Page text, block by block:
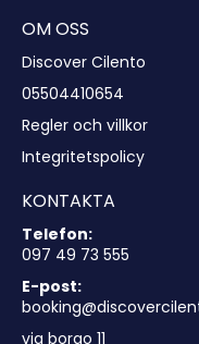
OM OSS
Discover Cilento
05504410654
Regler och villkor
Integritetspolicy
KONTAKTA
Telefon:
097 49 73 555
E-post:
via borgo 11